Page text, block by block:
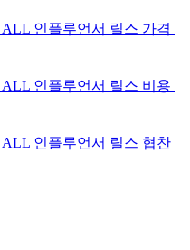
인플루언서 릴스 가격 |
인플루언서 릴스 비용 |
인플루언서 릴스 협찬